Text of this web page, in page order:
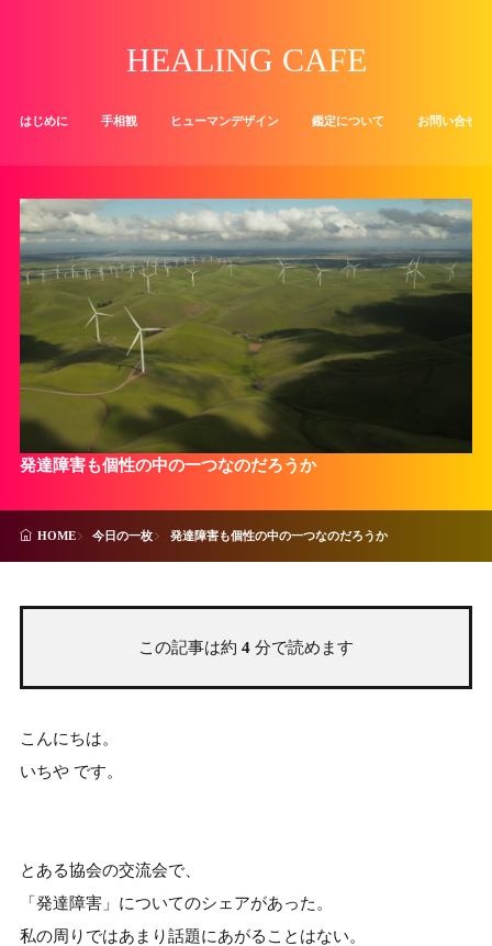
HEALING CAFE
はじめに 手相観 ヒューマンデザイン 鑑定について お問い合せ
発達障害も個性の中の一つなのだろうか
HOME 今日の一枚 発達障害も個性の中の一つなのだろうか
この記事は約 4 分で読めます
こんにちは。
いちや です。
とある協会の交流会で、
「発達障害」についてのシェアがあった。
私の周りではあまり話題にあがることはない。